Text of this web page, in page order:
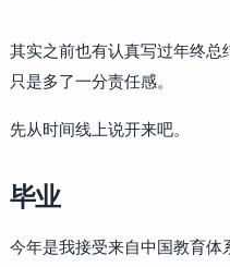
其实之前也有认真写过年终总
只是多了一分责任感。
先从时间线上说开来吧。
毕业
今年是我接受来自中国教育